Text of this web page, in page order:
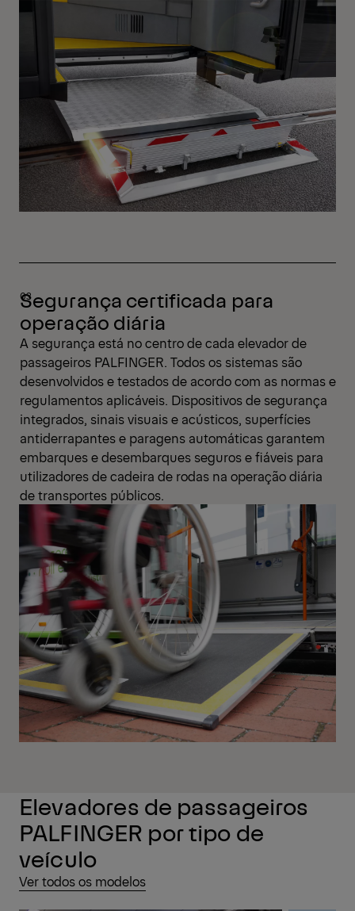
Segurança certificada para
operação diária
A segurança está no centro de cada elevador de
passageiros PALFINGER. Todos os sistemas são
desenvolvidos e testados de acordo com as normas e
regulamentos aplicáveis. Dispositivos de segurança
integrados, sinais visuais e acústicos, superfícies
antiderrapantes e paragens automáticas garantem
embarques e desembarques seguros e fiáveis para
utilizadores de cadeira de rodas na operação diária
de transportes públicos.
Elevadores de passageiros
PALFINGER por tipo de
veículo
Ver todos os modelos